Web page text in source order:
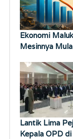
Ekonomi
Mesinnya
Lantik Lima
Kepala OPD